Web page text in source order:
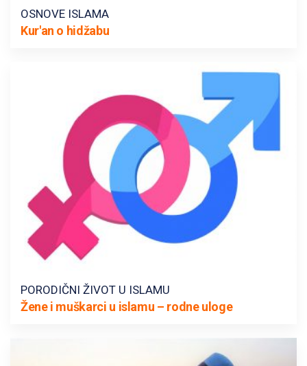
OSNOVE ISLAMA
Kur'an o hidžabu
PORODIČNI ŽIVOT U ISLAMU
Žene i muškarci u islamu – rodne uloge